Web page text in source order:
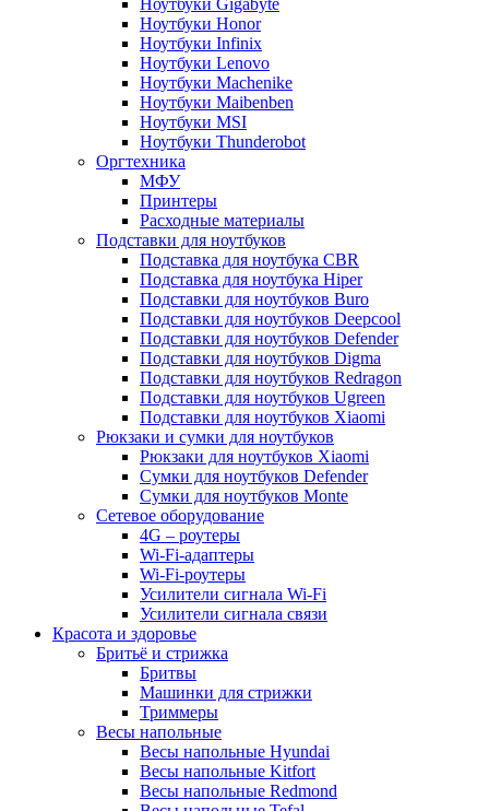
Ноутбуки Honor
Ноутбуки Infinix
Ноутбуки Lenovo
Ноутбуки Machenike
Ноутбуки Maibenben
Ноутбуки MSI
Ноутбуки Thunderobot
Оргтехника
МФУ
Принтеры
Расходные материалы
Подставки для ноутбуков
Подставка для ноутбука CBR
Подставка для ноутбука Hiper
Подставки для ноутбуков Buro
Подставки для ноутбуков Deepcool
Подставки для ноутбуков Defender
Подставки для ноутбуков Digma
Подставки для ноутбуков Redragon
Подставки для ноутбуков Ugreen
Подставки для ноутбуков Xiaomi
Рюкзаки и сумки для ноутбуков
Рюкзаки для ноутбуков Xiaomi
Сумки для ноутбуков Defender
Сумки для ноутбуков Monte
Сетевое оборудование
4G – роутеры
Wi-Fi-адаптеры
Wi-Fi-роутеры
Усилители сигнала Wi-Fi
Усилители сигнала связи
Красота и здоровье
Бритьё и стрижка
Бритвы
Машинки для стрижки
Триммеры
Весы напольные
Весы напольные Hyundai
Весы напольные Kitfort
Весы напольные Redmond